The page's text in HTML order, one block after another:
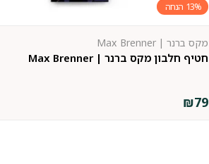
13%
חטיף חלבון מקס ברנר | Max Brenner
מקס ברנר | Max Brenner
₪79